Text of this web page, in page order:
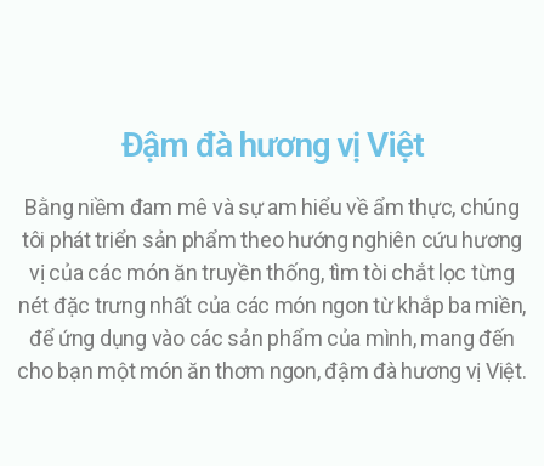
Đậm đà hương vị Việt
Bằng niềm đam mê và sự am hiểu về ẩm thực, chúng
tôi phát triển sản phẩm theo hướng nghiên cứu hương
vị của các món ăn truyền thống, tìm tòi chắt lọc từng
nét đặc trưng nhất của các món ngon từ khắp ba miền,
để ứng dụng vào các sản phẩm của mình, mang đến
cho bạn một món ăn thơm ngon, đậm đà hương vị Việt.